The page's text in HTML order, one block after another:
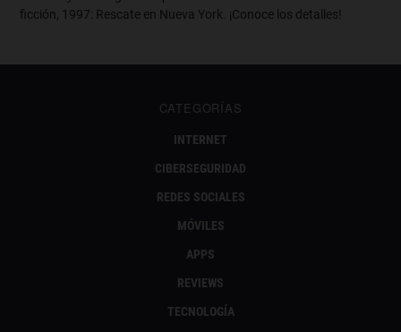
ficción, 1997: Rescate en Nueva York. ¡Conoce los detalles!
CATEGORÍAS
INTERNET
CIBERSEGURIDAD
REDES SOCIALES
MÓVILES
APPS
REVIEWS
TECNOLOGÍA